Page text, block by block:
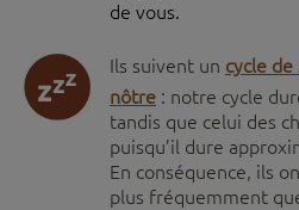
de vous.
Ils suivent un cycle
nôtre : notre cycle
tandis que celui des
puisqu’il dure
En conséquence, ils
plus fréquemment